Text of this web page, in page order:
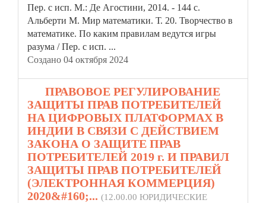
Пер. с исп. М.: Де Агостини, 2014. - 144 с.
Альберти М. Мир математики. Т. 20. Творчество в
математике. По каким правилам ведутся игры
разума / Пер. с исп. ...
Создано 04 октября 2024
ПРАВОВОЕ РЕГУЛИРОВАНИЕ
ЗАЩИТЫ ПРАВ ПОТРЕБИТЕЛЕЙ
НА ЦИФРОВЫХ ПЛАТФОРМАХ В
ИНДИИ В СВЯЗИ С ДЕЙСТВИЕМ
ЗАКОНА О ЗАЩИТЕ ПРАВ
ПОТРЕБИТЕЛЕЙ 2019 г. И ПРАВИЛ
ЗАЩИТЫ ПРАВ ПОТРЕБИТЕЛЕЙ
(ЭЛЕКТРОННАЯ КОММЕРЦИЯ)
2020&#160;... (12.00.00 ЮРИДИЧЕСКИЕ